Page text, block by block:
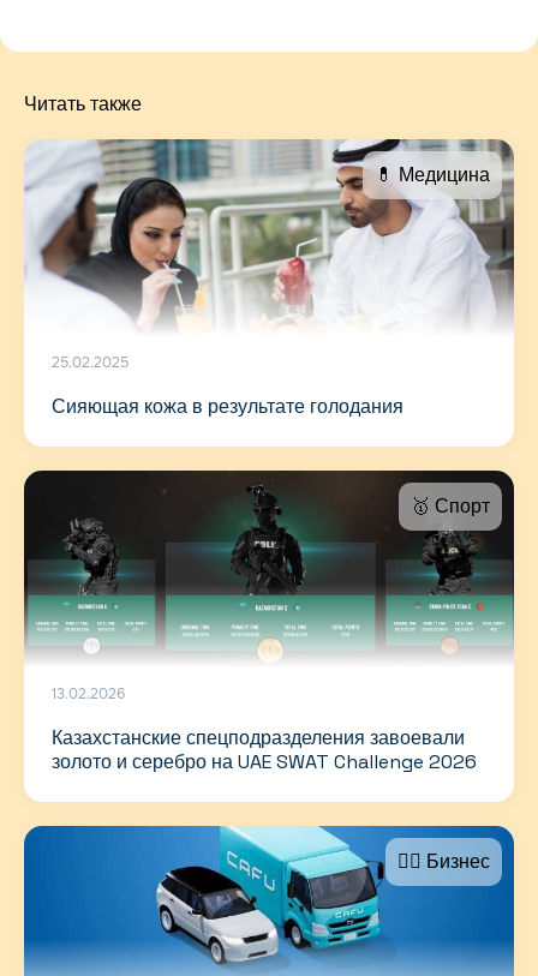
Читать также
💊 Медицина
25.02.2025
Сияющая кожа в результате голодания
🥇 Спорт
13.02.2026
Казахстанские спецподразделения завоевали
золото и серебро на UAE SWAT Challenge 2026
🤵‍♂️ Бизнес